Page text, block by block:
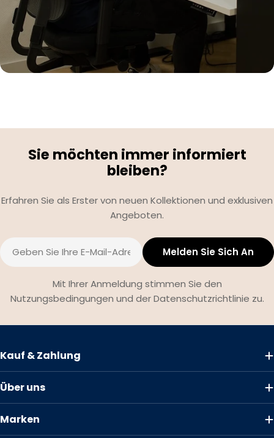
Sie möchten immer informiert
bleiben?
Erfahren Sie als Erster von neuen Kollektionen und exklusiven
Angeboten.
E-
Mail
Melden Sie Sich An
Mit Ihrer Anmeldung stimmen Sie den
Nutzungsbedingungen und der Datenschutzrichtlinie zu.
Kauf & Zahlung
Über uns
Marken